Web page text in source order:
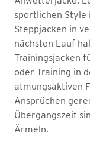
sportlichen Style
Steppjacken in
nächsten Lauf
Trainingsjacken
oder Training in
atmungsaktiven
Ansprüchen
Übergangszeit
Ärmeln.